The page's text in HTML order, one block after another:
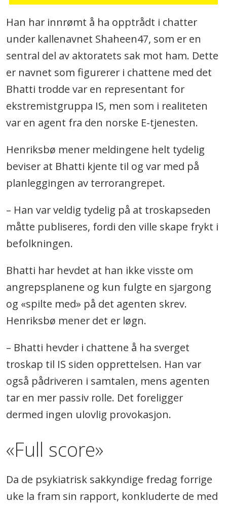
Han har innrømt å ha opptrådt i chatter
under kallenavnet Shaheen47, som er en
sentral del av aktoratets sak mot ham. Dette
er navnet som figurerer i chattene med det
Bhatti trodde var en representant for
ekstremistgruppa IS, men som i realiteten
var en agent fra den norske E-tjenesten.
Henriksbø mener meldingene helt tydelig
beviser at Bhatti kjente til og var med på
planleggingen av terrorangrepet.
– Han var veldig tydelig på at troskapseden
måtte publiseres, fordi den ville skape frykt i
befolkningen.
Bhatti har hevdet at han ikke visste om
angrepsplanene og kun fulgte en sjargong
og «spilte med» på det agenten skrev.
Henriksbø mener det er løgn.
– Bhatti hevder i chattene å ha sverget
troskap til IS siden opprettelsen. Han var
også pådriveren i samtalen, mens agenten
tar en mer passiv rolle. Det foreligger
dermed ingen ulovlig provokasjon.
«Full score»
Da de psykiatrisk sakkyndige fredag forrige
uke la fram sin rapport, konkluderte de med